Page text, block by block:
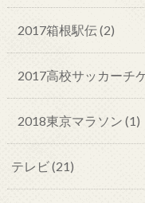
2017箱根駅伝 (2)
2017高校サッカーチ
2018東京マラソン (1)
テレビ (21)